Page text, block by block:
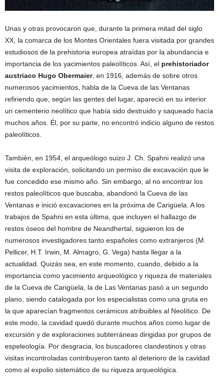
Unas y otras provocaron que, durante la primera mitad del siglo
XX, la comarca de los Montes Orientales fuera visitada por grandes
estudiosos de la prehistoria europea atraídas por la abundancia e
importancia de los yacimientos paleolíticos. Así, el prehistoriador
austriaco Hugo Obermaier, en 1916, además de sobre otros
numerosos yacimientos, habla de la Cueva de las Ventanas
refiriendo que, según las gentes del lugar, apareció en su interior
un cementerio neolítico que había sido destruido y saqueado hacía
muchos años. Él, por su parte, no encontró indicio alguno de restos
paleolíticos.
También, en 1954, el arqueólogo suizo J. Ch. Spahni realizó una
visita de exploración, solicitando un permiso de excavación que le
fue concedido ese mismo año. Sin embargo, al no encontrar los
restos paleolíticos que buscaba, abandonó la Cueva de las
Ventanas e inició excavaciones en la próxima de Carigüela. A los
trabajos de Spahni en esta última, que incluyen el hallazgo de
restos óseos del hombre de Neandhertal, siguieron los de
numerosos investigadores tanto españoles como extranjeros (M.
Pellicer, H.T. Irwin, M. Almagro, G. Vega) hasta llegar a la
actualidad. Quizás sea, en este momento, cuando, debido a la
importancia como yacimiento arqueológico y riqueza de materiales
de la Cueva de Carigüela, la de Las Ventanas pasó a un segundo
plano, siendo catalogada por los especialistas como una gruta en
la que aparecían fragmentos cerámicos atribuibles al Neolítico. De
este modo, la cavidad quedó durante muchos años como lugar de
excursión y de exploraciones subterráneas dirigidas por grupos de
espeleología. Por desgracia, los buscadores clandestinos y otras
visitas incontroladas contribuyeron tanto al deterioro de la cavidad
como al expolio sistemático de su riqueza arqueológica.